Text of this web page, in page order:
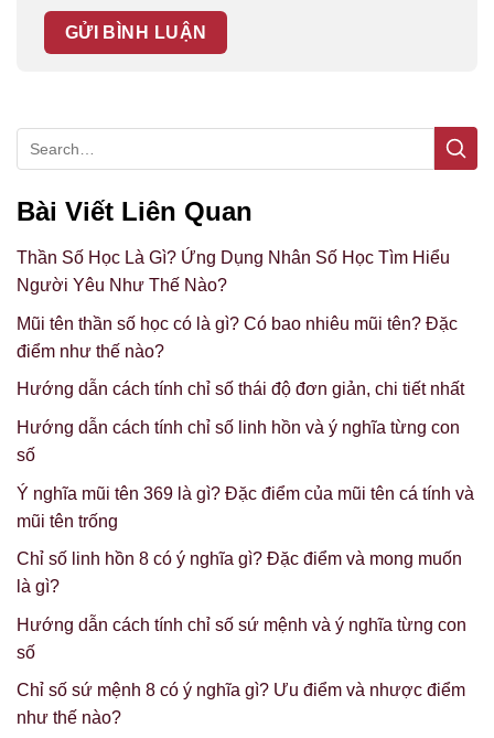
Bài Viết Liên Quan
Thần Số Học Là Gì? Ứng Dụng Nhân Số Học Tìm Hiểu
Người Yêu Như Thế Nào?
Mũi tên thần số học có là gì? Có bao nhiêu mũi tên? Đặc
điểm như thế nào?
Hướng dẫn cách tính chỉ số thái độ đơn giản, chi tiết nhất
Hướng dẫn cách tính chỉ số linh hồn và ý nghĩa từng con
số
Ý nghĩa mũi tên 369 là gì? Đặc điểm của mũi tên cá tính và
mũi tên trống
Chỉ số linh hồn 8 có ý nghĩa gì? Đặc điểm và mong muốn
là gì?
Hướng dẫn cách tính chỉ số sứ mệnh và ý nghĩa từng con
số
Chỉ số sứ mệnh 8 có ý nghĩa gì? Ưu điểm và nhược điểm
như thế nào?